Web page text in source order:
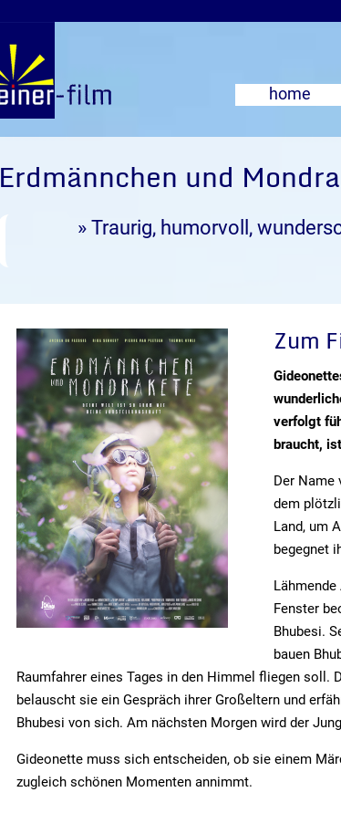
home
Erdmännchen und
» Traurig, humorvoll,
Zum
verfolgt
braucht,
Der Name
dem
Land, um
begegnet
Fenster
Bhubesi.
bauen
Raumfahrer eines Tages in den Himmel fliegen soll.
belauscht sie ein Gespräch ihrer Großeltern und
Bhubesi von sich. Am nächsten Morgen wird der
Gideonette muss sich entscheiden, ob sie einem
zugleich schönen Momenten annimmt.